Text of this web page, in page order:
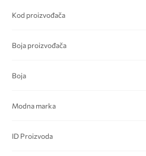
Kod proizvođača
Boja proizvođača
Boja
Modna marka
ID Proizvoda